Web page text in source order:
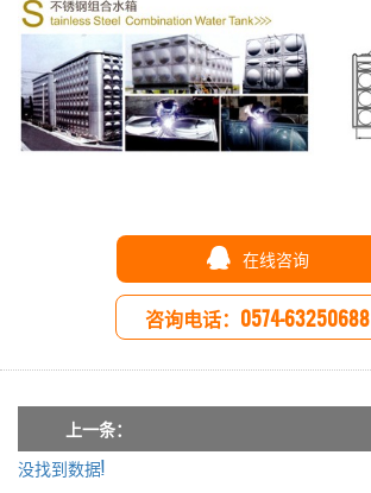
在线咨询
咨询电话：0574-63250688
上一条：
没找到数据!